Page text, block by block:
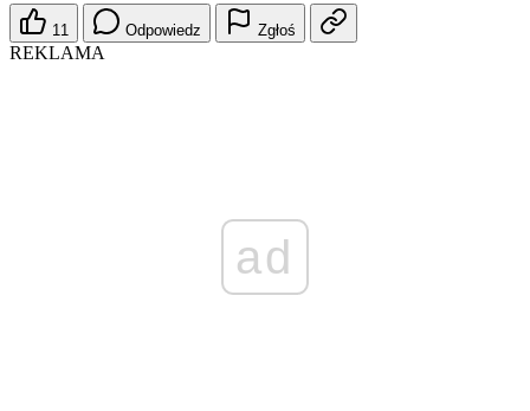
11 Odpowiedz Zgłoś
REKLAMA
ad